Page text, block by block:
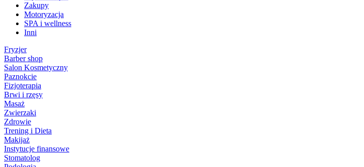
Zakupy
Motoryzacja
SPA i wellness
Inni
Fryzjer
Barber shop
Salon Kosmetyczny
Paznokcie
Fizjoterapia
Brwi i rzęsy
Masaż
Zwierzaki
Zdrowie
Trening i Dieta
Makijaż
Instytucje finansowe
Stomatolog